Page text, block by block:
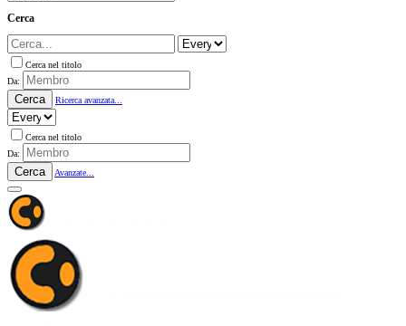
Cerca
Cerca nel titolo
Da:
Cerca Ricerca avanzata...
Cerca nel titolo
Da:
Cerca Avanzate...